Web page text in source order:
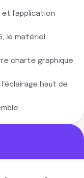
et l'application
le matériel
charte graphique
haut de